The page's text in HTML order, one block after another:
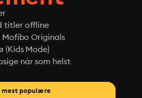
titler offline
Mofibo Originals
(Kids Mode)
når som helst
mest populære